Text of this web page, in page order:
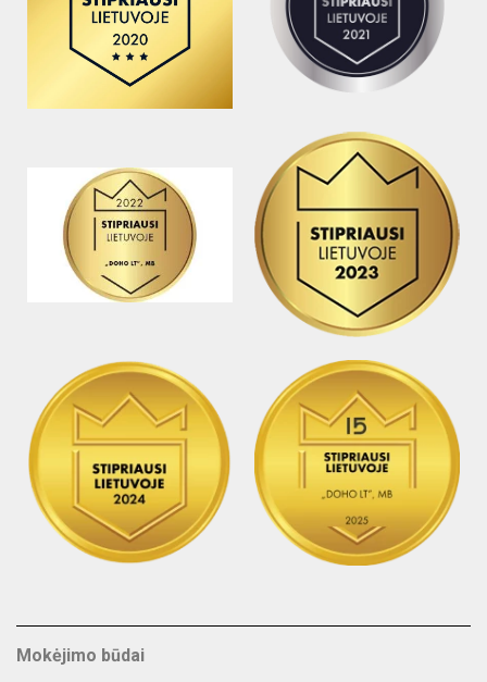
Mokėjimo būdai